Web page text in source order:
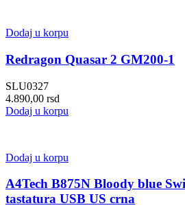
Dodaj u korpu
Redragon Quasar 2 GM200-1
SLU0327
4.890,00 rsd
Dodaj u korpu
Dodaj u korpu
A4Tech B875N Bloody blue
tastatura USB US crna